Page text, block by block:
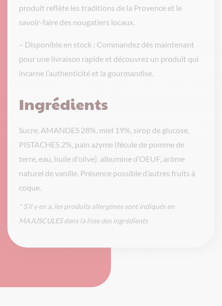
produit reflète les traditions de la Provence et le
savoir-faire des nougatiers locaux.
– Disponible en stock : Commandez dès maintenant
pour une livraison rapide et découvrez un produit qui
incarne l’authenticité et la gourmandise.
Ingrédients
Sucre, AMANDES 28%, miel 19%, sirop de glucose,
PISTACHES 2%, pain azyme (fécule de pomme de
terre, eau, huile d'olive), albumine d’OEUF, arôme
naturel de vanille. Présence possible d’autres fruits à
coque.
* S’il y en a, les produits allergènes sont indiqués en
MAJUSCULES dans la liste des ingrédients